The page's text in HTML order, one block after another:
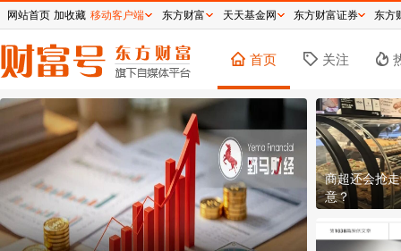
首页 关注
商超还会抢
意？
网站首页 加收藏 移动客户端 东方财富 天天基金网 东方财富证券 东方